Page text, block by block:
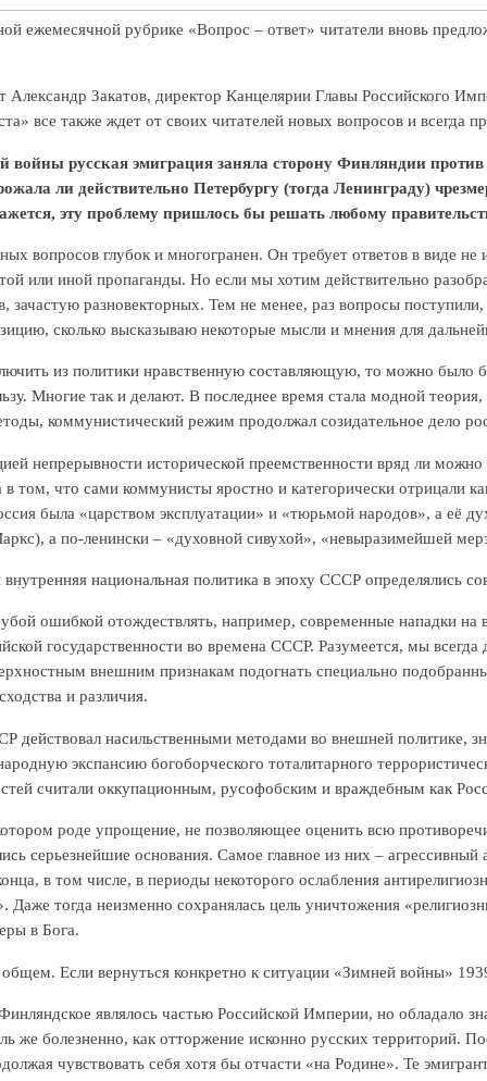
ежемесячной рубрике «Вопрос – ответ» читатели вновь
Александр Закатов, директор Канцелярии Главы Российского
все также ждет от своих читателей новых вопросов и всегда
войны русская эмиграция заняла сторону Финляндии
ли действительно Петербургу (тогда Ленинграду)
эту проблему пришлось бы решать любому
вопросов глубок и многогранен. Он требует ответов в виде
или иной пропаганды. Но если мы хотим действительно
зачастую разновекторных. Тем не менее, раз вопросы
сколько высказываю некоторые мысли и мнения для
из политики нравственную составляющую, то можно было
Многие так и делают. В последнее время стала модной
коммунистический режим продолжал созидательное дело
непрерывности исторической преемственности вряд ли
в том, что сами коммунисты яростно и категорически отрицали
была «царством эксплуатации» и «тюрьмой народов», а её
а по-ленински – «духовной сивухой», «невыразимейшей
национальная политика в эпоху СССР
ошибкой отождествлять, например, современные нападки
государственности во времена СССР. Разумеется, мы
внешним признакам подогнать специально
и различия.
действовал насильственными методами во внешней политике,
экспансию богоборческого тоталитарного
считали оккупационным, русофобским и враждебным как
роде упрощение, не позволяющее оценить всю
серьезнейшие основания. Самое главное из них –
в том числе, в периоды некоторого ослабления
Даже тогда неизменно сохранялась цель уничтожения
в Бога.
общем. Если вернуться конкретно к ситуации «Зимней войны»
являлось частью Российской Империи, но обладало
же болезненно, как отторжение исконно русских территорий.
чувствовать себя хотя бы отчасти «на Родине». Те